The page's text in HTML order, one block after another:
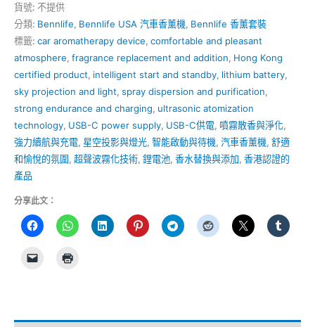
貨號: 不提供
分類: Bennlife, Bennlife USA 汽車香薰機, Bennlife 香薰套裝
標籤: car aromatherapy device, comfortable and pleasant
atmosphere, fragrance replacement and addition, Hong Kong
certified product, intelligent start and standby, lithium battery,
sky projection and light, spray dispersion and purification,
strong endurance and charging, ultrasonic atomization
technology, USB-C power supply, USB-C供電, 噴霧散香與淨化,
強力續航與充電, 星空投影與燈光, 智能啟動與待機, 汽車香薰機, 舒適
和愉悅的氛圍, 超聲波霧化技術, 鋰電池, 香水替換與添加, 香港認證的
產品
分享此文：